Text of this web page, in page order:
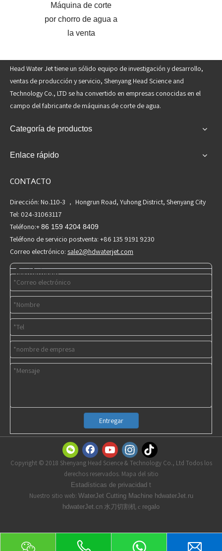
Máquina de corte
por chorro de agua a
la venta
Head Water Jet tiene un sólido equipo de investigación y desarrollo,
ventas de producción y servicio, Shenyang Head Science and
Technology Co., LTD se ha convertido en empresas conocidas en el
campo del fabricante de máquinas de corte de agua.
Categoría de productos
Enlace rápido
CONTACTO
Dirección: No.110-3 ， Hongrun Road, Yuhong District, Shenyang City
Tel: 024-31063117
Teléfono:+86 159 4204 8409
Teléfono de servicio postventa: +86 135 9191 9230
Correo electrónico: sale2@hdwaterjet.com
Contáctenos
Entregar
Copyright © 2018 Shenyang Head Science & Technology Co., Ltd Todos los
derechos reservados. Mapa del sitio
Estadísticas de privacidad t
Nuestro sitio web: WaterJet Cutting Machine hdwaterJet.ru
hdwaterJet.cn 水刀切割机 с regalo